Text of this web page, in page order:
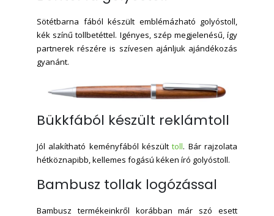
Sötétbarna fából készült emblémázható golyóstoll,
kék színű tollbetéttel. Igényes, szép megjelenésű, így
partnerek részére is szívesen ajánljuk ajándékozás
gyanánt.
Bükkfából készült reklámtoll
Jól alakítható keményfából készülttoll. Bár rajzolata
hétköznapibb, kellemes fogású kéken író golyóstoll.
Bambusz tollak logózással
Bambusz termékeinkről korábban már szó esett